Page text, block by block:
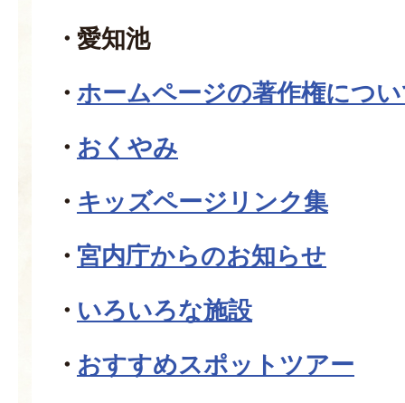
愛知池
ホームページの著作権につ
おくやみ
キッズページリンク集
宮内庁からのお知らせ
いろいろな施設
おすすめスポットツアー